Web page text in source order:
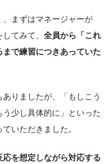
まずはマネージャーが
てみて、 全員から「これ
で練習につきあっていた
りましたが、「もしこう
少し具体的に」といった
いただきました。
を想定しながら対応する